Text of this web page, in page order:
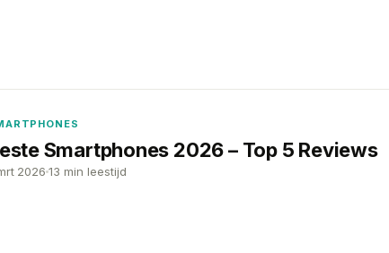
Smartphones 2026 – Top 5 Reviews
2026 13 min leestijd